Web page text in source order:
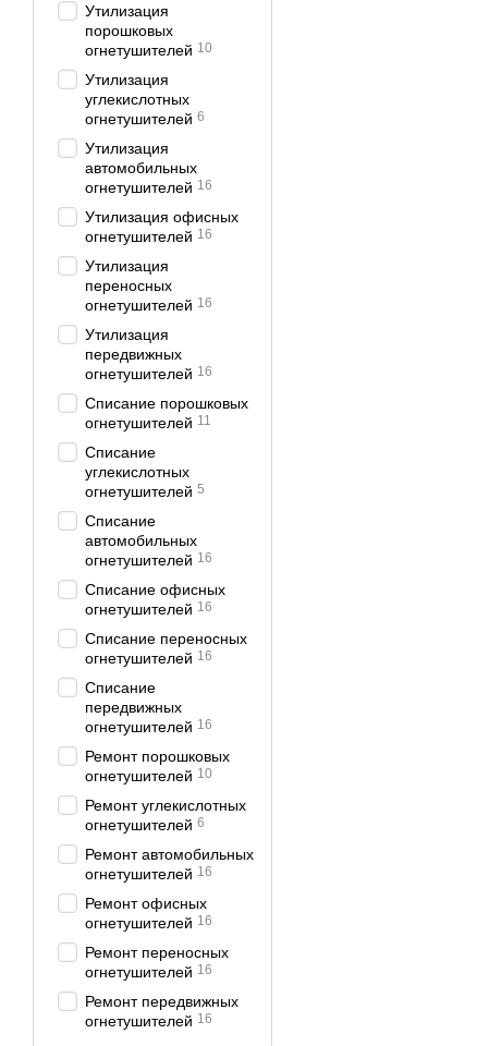
Утилизация
порошковых
огнетушителей 10
Утилизация
углекислотных
огнетушителей 6
Утилизация
автомобильных
огнетушителей 16
Утилизация офисных
огнетушителей 16
Утилизация
переносных
огнетушителей 16
Утилизация
передвижных
огнетушителей 16
Списание порошковых
огнетушителей 11
Списание
углекислотных
огнетушителей 5
Списание
автомобильных
огнетушителей 16
Списание офисных
огнетушителей 16
Списание переносных
огнетушителей 16
Списание
передвижных
огнетушителей 16
Ремонт порошковых
огнетушителей 10
Ремонт углекислотных
огнетушителей 6
Ремонт автомобильных
огнетушителей 16
Ремонт офисных
огнетушителей 16
Ремонт переносных
огнетушителей 16
Ремонт передвижных
огнетушителей 16